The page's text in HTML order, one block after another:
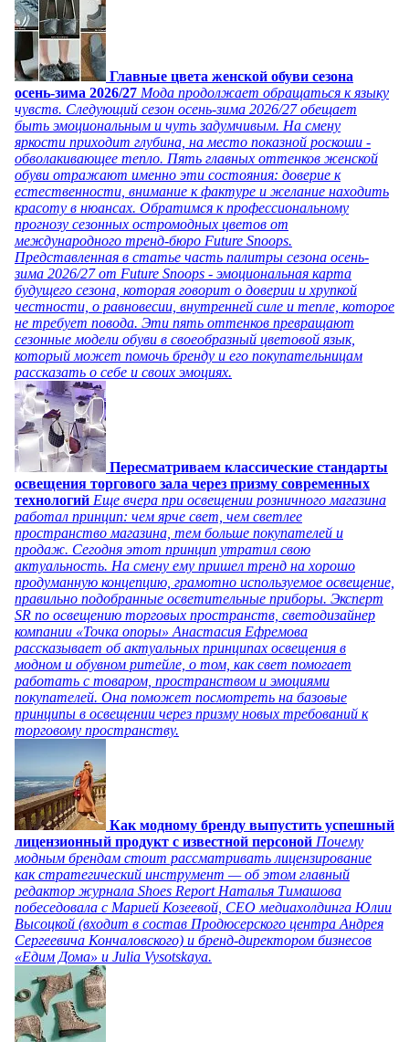
Главные цвета женской обуви сезона
осень-зима 2026/27 Мода продолжает обращаться к языку
чувств. Следующий сезон осень-зима 2026/27 обещает
быть эмоциональным и чуть задумчивым. На смену
яркости приходит глубина, на место показной роскоши -
обволакивающее тепло. Пять главных оттенков женской
обуви отражают именно эти состояния: доверие к
естественности, внимание к фактуре и желание находить
красоту в нюансах. Обратимся к профессиональному
прогнозу сезонных остромодных цветов от
международного тренд-бюро Future Snoops.
Представленная в статье часть палитры сезона осень-
зима 2026/27 от Future Snoops - эмоциональная карта
будущего сезона, которая говорит о доверии и хрупкой
честности, о равновесии, внутренней силе и тепле, которое
не требует повода. Эти пять оттенков превращают
сезонные модели обуви в своеобразный цветовой язык,
который может помочь бренду и его покупательницам
рассказать о себе и своих эмоциях.
Пересматриваем классические стандарты
освещения торгового зала через призму современных
технологий Еще вчера при освещении розничного магазина
работал принцип: чем ярче свет, чем светлее
пространство магазина, тем больше покупателей и
продаж. Сегодня этот принцип утратил свою
актуальность. На смену ему пришел тренд на хорошо
продуманную концепцию, грамотно используемое освещение,
правильно подобранные осветительные приборы. Эксперт
SR по освещению торговых пространств, светодизайнер
компании «Точка опоры» Анастасия Ефремова
рассказывает об актуальных принципах освещения в
модном и обувном ритейле, о том, как свет помогает
работать с товаром, пространством и эмоциями
покупателей. Она поможет посмотреть на базовые
принципы в освещении через призму новых требований к
торговому пространству.
Как модному бренду выпустить успешный
лицензионный продукт с известной персоной Почему
модным брендам стоит рассматривать лицензирование
как стратегический инструмент — об этом главный
редактор журнала Shoes Report Наталья Тимашова
побеседовала с Марией Козеевой, СЕО медиахолдинга Юлии
Высоцкой (входит в состав Продюсерского центра Андрея
Сергеевича Кончаловского) и бренд-директором бизнесов
«Едим Дома» и Julia Vysotskaya.